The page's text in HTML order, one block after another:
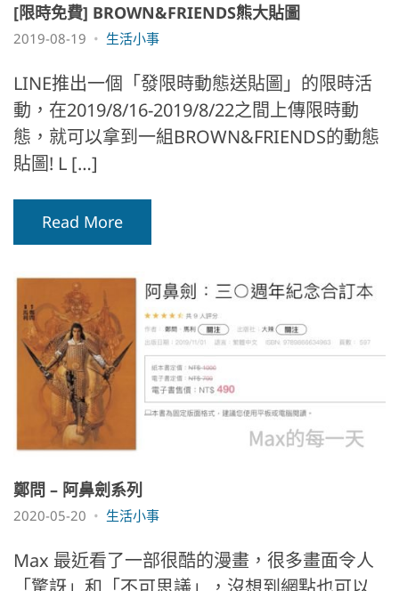
[限時免費] BROWN&FRIENDS熊大貼圖
2019-08-19 生活小事
LINE推出一個「發限時動態送貼圖」的限時活
動，在2019/8/16-2019/8/22之間上傳限時動
態，就可以拿到一組BROWN&FRIENDS的動態
貼圖! L […]
Read More
鄭問 – 阿鼻劍系列
2020-05-20 生活小事
Max 最近看了一部很酷的漫畫，很多畫面令人